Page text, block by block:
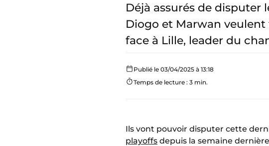
Déjà assurés de disputer
Diogo et Marwan
face à Lille, leader du
Publié le 03/04/2025 à 13:18
Temps de lecture : 3 min.
Ils vont pouvoir disputer cette
playoffs depuis la semaine